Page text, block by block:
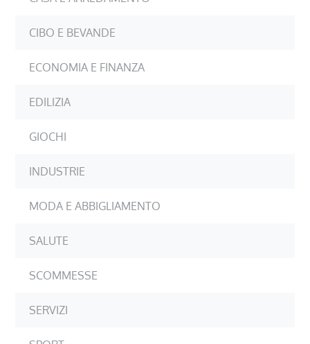
CIBO E BEVANDE
ECONOMIA E FINANZA
EDILIZIA
GIOCHI
INDUSTRIE
MODA E ABBIGLIAMENTO
SALUTE
SCOMMESSE
SERVIZI